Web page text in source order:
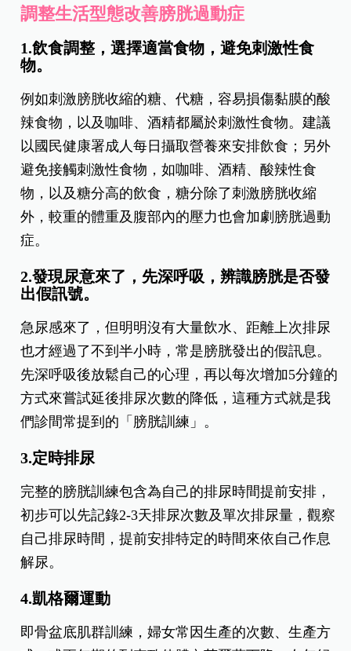
調整生活型態改善膀胱過動症
1.飲食調整，選擇適當食物，避免刺激性食
物。
例如刺激膀胱收縮的糖、代糖，容易損傷黏膜的酸
辣食物，以及咖啡、酒精都屬於刺激性食物。建議
以國民健康署成人每日攝取營養來安排飲食；另外
避免接觸刺激性食物，如咖啡、酒精、酸辣性食
物，以及糖分高的飲食，糖分除了刺激膀胱收縮
外，較重的體重及腹部內的壓力也會加劇膀胱過動
症。
2.發現尿意來了，先深呼吸，辨識膀胱是否發
出假訊號。
急尿感來了，但明明沒有大量飲水、距離上次排尿
也才經過了不到半小時，常是膀胱發出的假訊息。
先深呼吸後放鬆自己的心理，再以每次增加5分鐘的
方式來嘗試延後排尿次數的降低，這種方式就是我
們診間常提到的「膀胱訓練」。
3.定時排尿
完整的膀胱訓練包含為自己的排尿時間提前安排，
初步可以先記錄2-3天排尿次數及單次排尿量，觀察
自己排尿時間，提前安排特定的時間來依自己作息
解尿。
4.凱格爾運動
即骨盆底肌群訓練，婦女常因生產的次數、生產方